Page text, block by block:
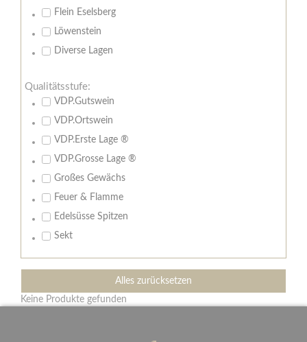
Flein Eselsberg
Löwenstein
Diverse Lagen
Qualitätsstufe:
VDP.Gutswein
VDP.Ortswein
VDP.Erste Lage ®
VDP.Grosse Lage ®
Großes Gewächs
Feuer & Flamme
Edelsüsse Spitzen
Sekt
Alles zurücksetzen
Keine Produkte gefunden